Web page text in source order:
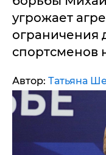
угрожает
ограничения
спортсменов
Автор: Татьяна